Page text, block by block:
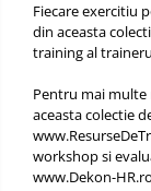
Fiecare exercitiu
din aceasta
training al
Pentru mai
aceasta colectie
workshop si
www.Dekon-HR.ro